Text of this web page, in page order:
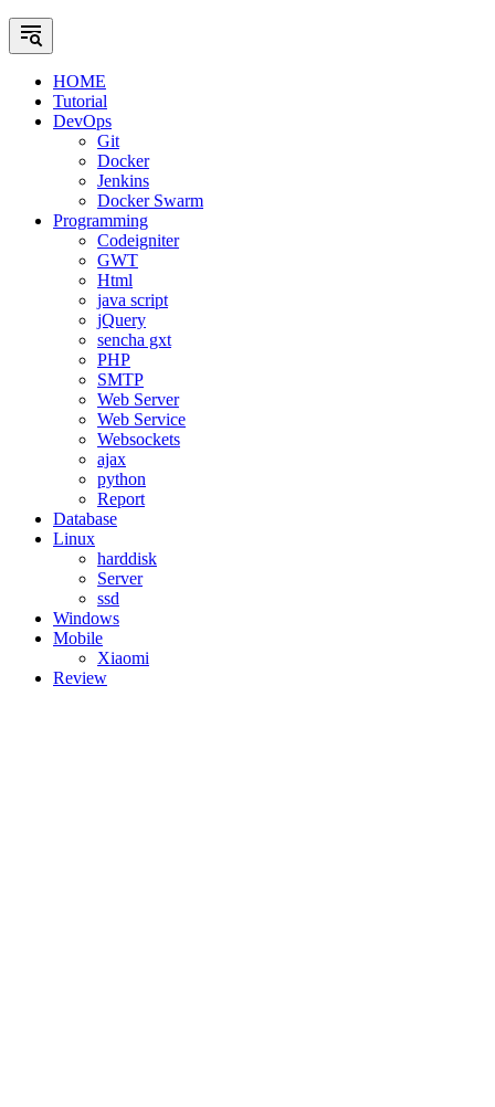
HOME
Tutorial
DevOps
Git
Docker
Jenkins
Docker Swarm
Programming
Codeigniter
GWT
Html
java script
jQuery
sencha gxt
PHP
SMTP
Web Server
Web Service
Websockets
ajax
python
Report
Database
Linux
harddisk
Server
ssd
Windows
Mobile
Xiaomi
Review